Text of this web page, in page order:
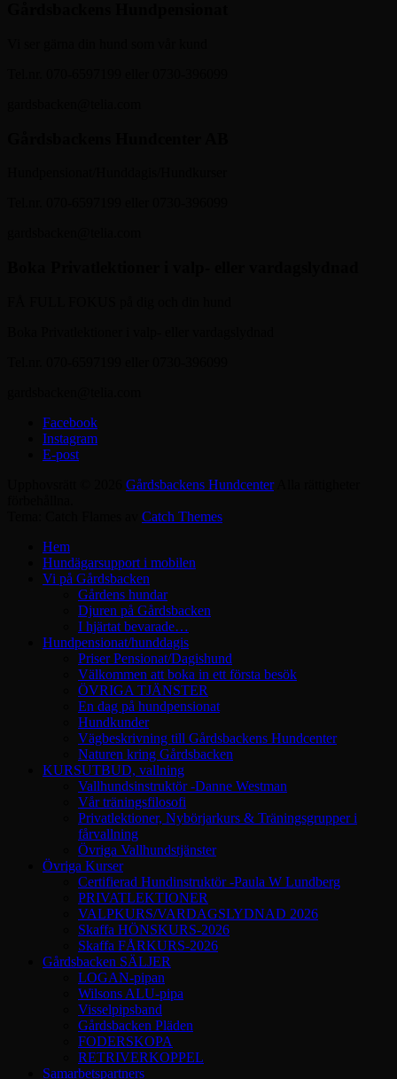
Facebook
Instagram
E-post
Gårdsbackens HundcenterAlla rättigheter
Catch Themes
Hem
Hundägarsupport i mobilen
Vi på Gårdsbacken
Gårdens hundar
Djuren på Gårdsbacken
I hjärtat bevarade…
Hundpensionat/hunddagis
Priser Pensionat/Dagishund
Välkommen att boka in ett första besök
ÖVRIGA TJÄNSTER
En dag på hundpensionat
Hundkunder
Vägbeskrivning till Gårdsbackens Hundcenter
Naturen kring Gårdsbacken
KURSUTBUD, vallning
Vallhundsinstruktör -Danne Westman
Vår träningsfilosofi
Privatlektioner, Nybörjarkurs & Träningsgrupper i
fårvallning
Övriga Vallhundstjänster
Övriga Kurser
Certifierad Hundinstruktör -Paula W Lundberg
PRIVATLEKTIONER
VALPKURS/VARDAGSLYDNAD 2026
Skaffa HÖNSKURS-2026
Skaffa FÅRKURS-2026
Gårdsbacken SÄLJER
LOGAN-pipan
Wilsons ALU-pipa
Visselpipsband
Gårdsbacken Pläden
FODERSKOPA
RETRIVERKOPPEL
Samarbetspartners